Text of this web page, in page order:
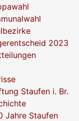
2023
Staufen i. Br.
Jahre Staufen